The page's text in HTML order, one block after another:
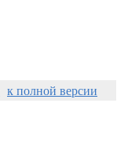
к полной версии